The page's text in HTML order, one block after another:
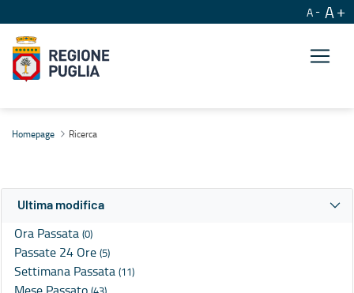
A A
Homepage Ricerca
Ultima modifica
Ora Passata (0)
Passate 24 Ore (5)
Settimana Passata (11)